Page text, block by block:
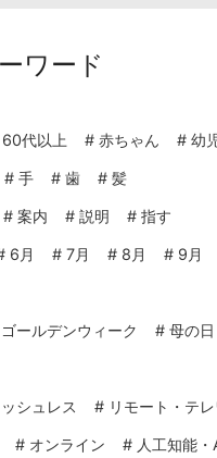
ワード
60代以上 # 赤ちゃん # 幼
# 手 # 歯 # 髪
# 案内 # 説明 # 指す
6月 # 7月 # 8月 # 9月
ゴールデンウィーク # 母の日
シュレス # リモート・テ
# オンライン # 人工知能・